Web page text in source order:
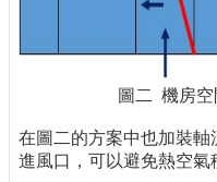
圖二 機房空
在圖二的方案中也加裝
進風口，可以避免熱空氣